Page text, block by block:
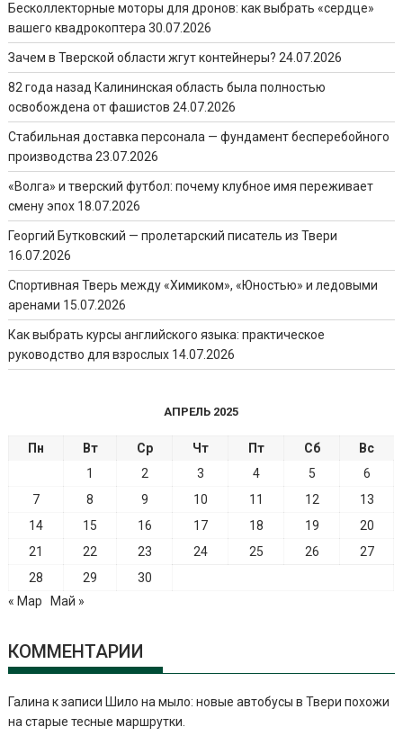
Бесколлекторные моторы для дронов: как выбрать «сердце»
вашего квадрокоптера 30.07.2026
Зачем в Тверской области жгут контейнеры? 24.07.2026
82 года назад Калининская область была полностью
освобождена от фашистов 24.07.2026
Стабильная доставка персонала — фундамент бесперебойного
производства 23.07.2026
«Волга» и тверский футбол: почему клубное имя переживает
смену эпох 18.07.2026
Георгий Бутковский — пролетарский писатель из Твери
16.07.2026
Спортивная Тверь между «Химиком», «Юностью» и ледовыми
аренами 15.07.2026
Как выбрать курсы английского языка: практическое
руководство для взрослых 14.07.2026
АПРЕЛЬ 2025
Пн Вт Ср Чт Пт Сб
Вс
1
2 3 4 5
6
7
8 9 10 11 12
13
14
15 16 17 18 19
20
21
22 23 24 25 26
27
28
29
30
« Мар
Май »
КОММЕНТАРИИ
Галина к записи Шило на мыло: новые автобусы в Твери похожи
на старые тесные маршрутки.